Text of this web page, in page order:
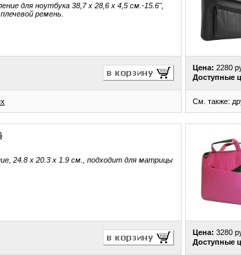
для ноутбука 38,7 х 28,6 х 4,5 см.-15.6",
ремень.
Цена: 2280
Доступные
См. также:
24.8 x 20.3 x 1.9 см., подходит для матрицы
Цена: 3280
Доступные